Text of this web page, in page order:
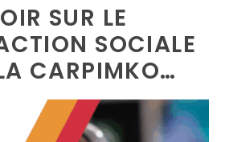
SUR LE
SOCIALE
CARPIMKO…